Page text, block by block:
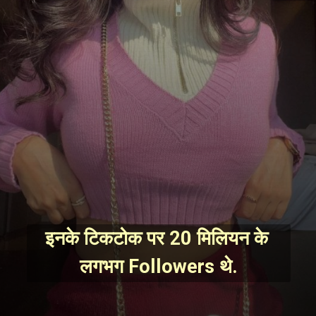
इनके टिकटोक पर 20 मिलियन के
लगभग Followers थे.